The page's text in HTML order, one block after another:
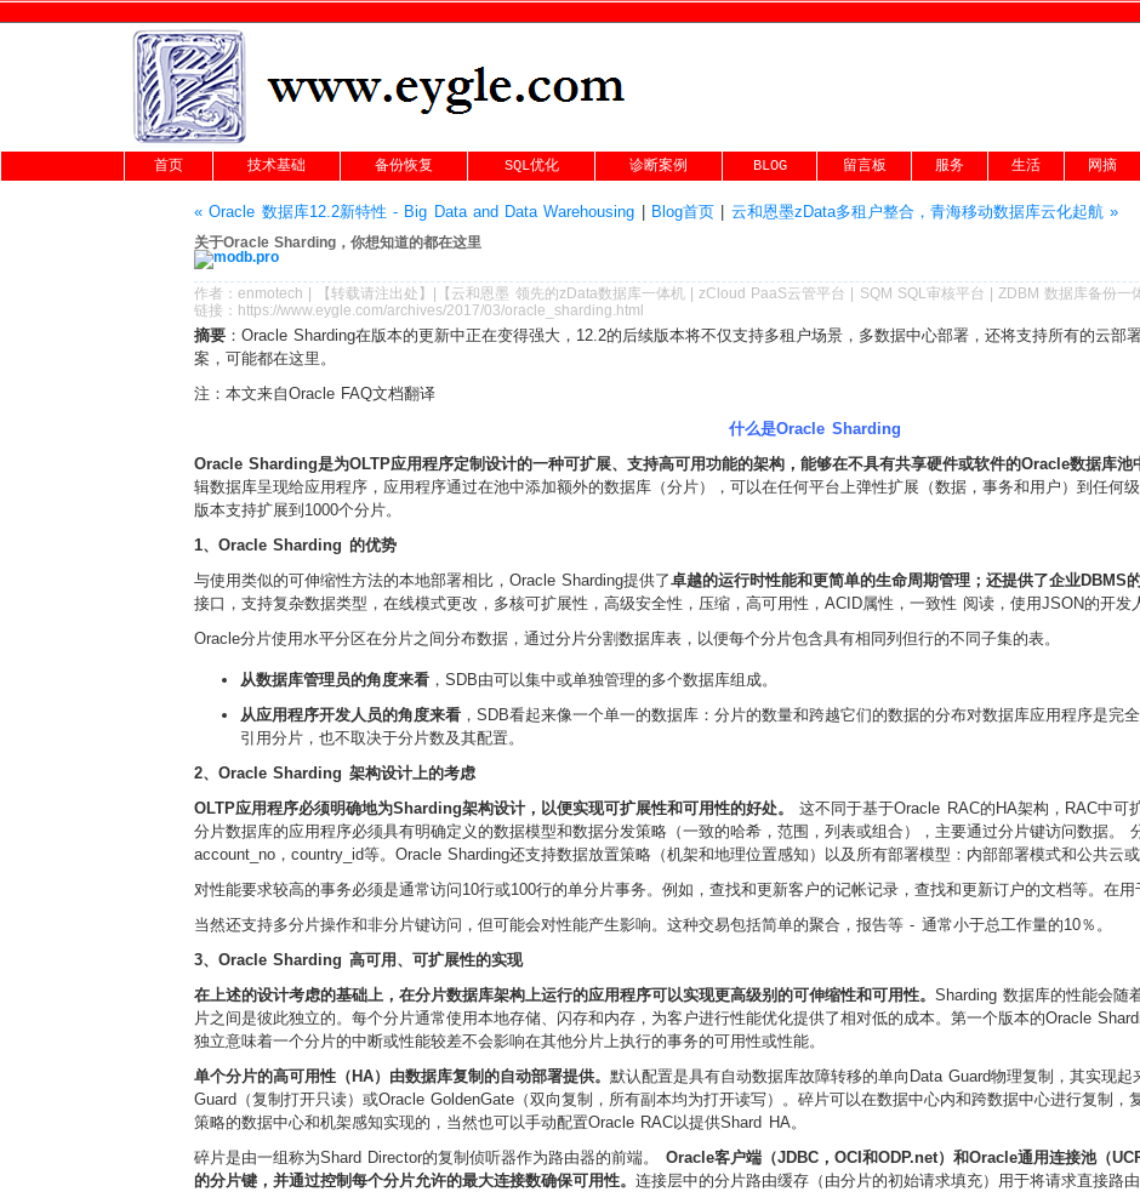
首页 技术基础 备份恢复 SQL优化 诊断案例 BLOG 留言板 服务 生活 网摘
« Oracle 数据库12.2新特性 - Big Data and Data Warehousing Blog首页 云和恩墨zData多租户整合，青海移动数据库云化起航 »
关于Oracle Sharding，你想知道的都在这里
作者： enmotech 【转载请注出处 】|【 云和恩墨 领先的zData数据库一体机|zCloud PaaS云管平台 SQM SQL审核平台 |ZDBM 数据库备份一
链接： https://www.eygle.com/archives/2017/03/oracle_sharding.html
摘要 ：Oracle Sharding在版本的更新中正在变得强大，12.2的后续版本将不仅支持多租户场景，多数据中心部署，还将支持所有的云部
案，可能都在这里。
注：本文来自Oracle FAQ文档翻译
什么是Oracle Sharding
Oracle Sharding是为OLTP应用程序定制设计的一种可扩展、支持高可用功能的架构，能够在不具有共享硬件或软件的Oracle数据库池
辑数据库呈现给应用程序，应用程序通过在池中添加额外的数据库（分片），可以在任何平台上弹性扩展（数据，事务和用户）到任何
版本支持扩展到1000个分片。
1、Oracle Sharding 的优势
与使用类似的可伸缩性方法的本地部署相比，Oracle Sharding提供了卓越的运行时性能和更简单的生命周期管理；还提供了企业DBMS
接口，支持复杂数据类型，在线模式更改，多核可扩展性，高级安全性，压缩，高可用性，ACID属性，一致性 阅读，使用JSON的开发
Oracle分片使用水平分区在分片之间分布数据，通过分片分割数据库表，以便每个分片包含具有相同列但行的不同子集的表。
从数据库管理员的角度来看 ，SDB由可以集中或单独管理的多个数据库组成。
从应用程序开发人员的角度来看 ，SDB看起来像一个单一的数据库：分片的数量和跨越它们的数据的分布对数据库应用程序是完
引用分片，也不取决于分片数及其配置。
2、Oracle Sharding 架构设计上的考虑
OLTP应用程序必须明确地为Sharding架构设计，以便实现可扩展性和可用性的好处。
这不同于基于Oracle RAC的HA架构，RAC中可
分片数据库的应用程序必须具有明确定义的数据模型和数据分发策略（一致的哈希，范围，列表或组合），主要通过分片键访问数据。
account_no，country_id等。 Oracle Sharding还支持数据放置策略（机架和地理位置感知）以及所有部署模型：内部部署模式和公共云或
对性能要求较高的事务必须是通常访问10行或100行的单分片事务。例如，查找和更新客户的记帐记录，查找和更新订户的文档等。在用
当然还支持多分片操作和非分片键访问，但可能会对性能产生影响。这种交易包括简单的聚合，报告等 - 通常小于总工作量的10％。
3、Oracle Sharding 高可用、可扩展性的实现
在上述的设计考虑的基础上，在分片数据库架构上运行的应用程序可以实现更高级别的可伸缩性和可用性。 Sharding 数据库的性能会随
片之间是彼此独立的。每个分片通常使用本地存储、闪存和内存，为客户进行性能优化提供了相对低的成本。第一个版本的Oracle
独立意味着一个分片的中断或性能较差不会影响在其他分片上执行的事务的可用性或性能。
单个分片的高可用性（HA）由数据库复制的自动部署提供。 默认配置是具有自动数据库故障转移的单向Data Guard物理复制，其实现
Guard（复制打开只读）或Oracle GoldenGate（双向复制，所有副本均为打开读写）。碎片可以在数据中心内和跨数据中心进行复制
策略的数据中心和机架感知实现的，当然也可以手动配置Oracle RAC以提供Shard HA。
碎片是由一组称为Shard Director的复制侦听器作为路由器的前端。 Oracle客户端（JDBC，OCI和ODP.net）和Oracle通用连接池（
的分片键，并通过控制每个分片允许的最大连接数确保可用性。 连接层中的分片路由缓存（由分片的初始请求填充）用于将请求直接路